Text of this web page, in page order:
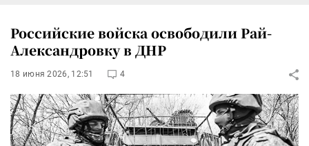
Российские войска освободили Рай-
Александровку в ДНР
18 июня 2026, 12:51 4